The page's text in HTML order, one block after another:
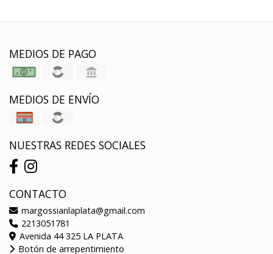
MEDIOS DE PAGO
MEDIOS DE ENVÍO
NUESTRAS REDES SOCIALES
CONTACTO
margossianlaplata@gmail.com
2213051781
Avenida 44 325 LA PLATA
Botón de arrepentimiento